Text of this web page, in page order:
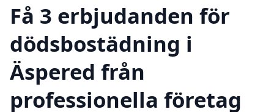
Få 3 erbjudanden för
dödsbostädning i
Äspered från
professionella företag